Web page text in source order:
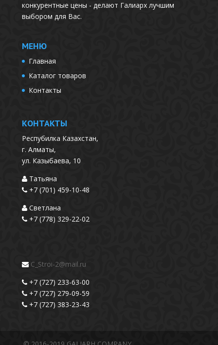
конкурентные цены - делают Галиарх лучшим
выбором для Вас.
МЕНЮ
Главная
Каталог товаров
Контакты
КОНТАКТЫ
Респубилка Казахстан,
г. Алматы,
ул. Казыбаева, 10
Татьяна
+7 (701) 459-10-48
Светлана
+7 (778) 329-22-02
C_Stroi-2@mail.ru
+7 (727) 233-63-00
+7 (727) 279-09-59
+7 (727) 383-23-43